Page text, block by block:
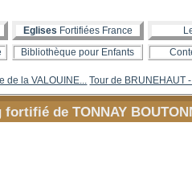
Eglises Fortifiées France
Bibliothèque pour Enfants
de la VALOUINE... Tour de BRUNEHAUT
fortifié de TONNAY